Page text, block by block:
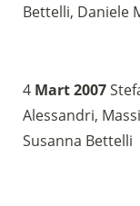
Bettelli, Daniele
4 Mart 2007
Alessandri,
Susanna Bettelli
Sostieni
Fai una